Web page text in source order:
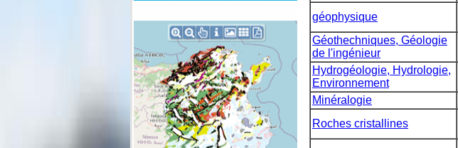
géophysique
Géothechniques, Géologie
de l'ingénieur
Hydrogéologie, Hydrologie,
Environnement
Minéralogie
Roches cristallines